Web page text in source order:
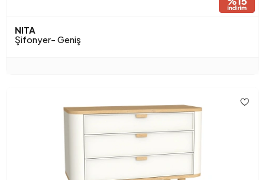
NITA
Şifonyer- Geniş